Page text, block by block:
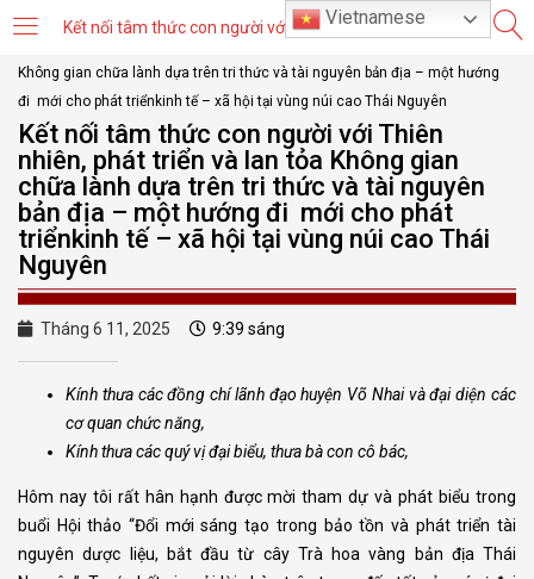
Kết nối tâm thức con người với Thiên nhiên, phát triển và lan tỏa Không gian chữa lành dựa trên tri thức và tài nguyên bản địa – một hướng đi mới cho phát triểnkinh tế – xã hội tại vùng núi cao Thái Nguyên
LOGIN REGISTER
Enter your username and password to login.
Remember me Lost password?
Or login with
Continue withFacebook
Không gian chữa lành dựa trên tri thức và tài nguyên bản địa – một hướng
đi mới cho phát triểnkinh tế – xã hội tại vùng núi cao Thái Nguyên
Kết nối tâm thức con người với Thiên
nhiên, phát triển và lan tỏa Không gian
chữa lành dựa trên tri thức và tài nguyên
bản địa – một hướng đi mới cho phát
triểnkinh tế – xã hội tại vùng núi cao Thái
Nguyên
Tháng 6 11, 2025 9:39 sáng
Kính thưacác đồng chí lãnh đạo huyện Võ Nhai và đại diện các
cơ quan chức năng,
Kínhthưa cácquý vị đại biểu, thưa bà con cô bác,
Hôm nay tôi rất hân hạnh được mời tham dự và phát biểu trong
buổi Hội thảo “Đổi mới sáng tạo trong bảo tồn và phát triển tài
nguyên dược liệu, bắt đầu từ cây Trà hoa vàng bản địa Thái
Vietnamese